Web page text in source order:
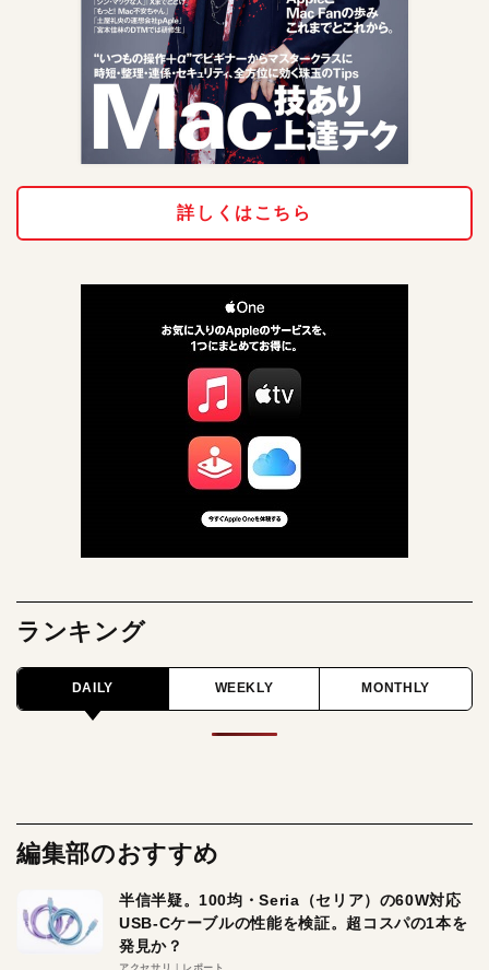
詳しくはこちら
ランキング
DAILY WEEKLY MONTHLY
編集部のおすすめ
半信半疑。100均・Seria（セリア）の60W対応
USB-Cケーブルの性能を検証。超コスパの1本を
発見か？
アクセサリ レポート